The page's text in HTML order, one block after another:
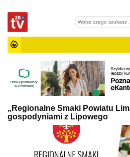
„Regionalne Smaki Powiatu
gospodyniami z Lipowego